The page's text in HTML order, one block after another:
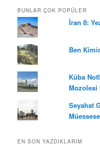
BUNLAR ÇOK POPÜLER
İran 8:
Ben
Küba
Mozolesi
Seyahat
EN SON YAZDIKLARIM